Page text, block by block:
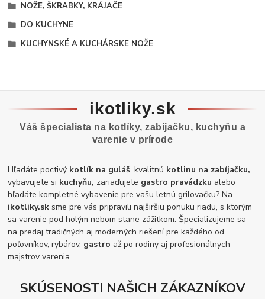
NOŽE, ŠKRABKY, KRÁJAČE
DO KUCHYNE
KUCHYNSKÉ A KUCHÁRSKE NOŽE
ikotliky.sk
Váš špecialista na kotlíky, zabíjačku, kuchyňu a
varenie v prírode
Hľadáte poctivý kotlík na guláš, kvalitnú kotlinu na zabíjačku,
vybavujete si kuchyňu, zariaďujete gastro pravádzku alebo
hľadáte kompletné vybavenie pre vašu letnú grilovačku? Na
ikotliky.sk sme pre vás pripravili najširšiu ponuku riadu, s ktorým
sa varenie pod holým nebom stane zážitkom. Špecializujeme sa
na predaj tradičných aj moderných riešení pre každého od
poľovníkov, rybárov, gastro až po rodiny aj profesionálnych
majstrov varenia.
SKÚSENOSTI NAŠICH ZÁKAZNÍKOV